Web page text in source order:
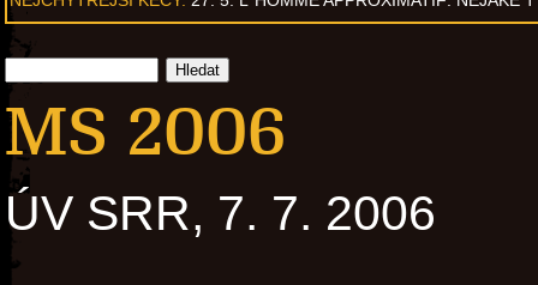
MS 2006
ÚV SRR, 7. 7. 2006